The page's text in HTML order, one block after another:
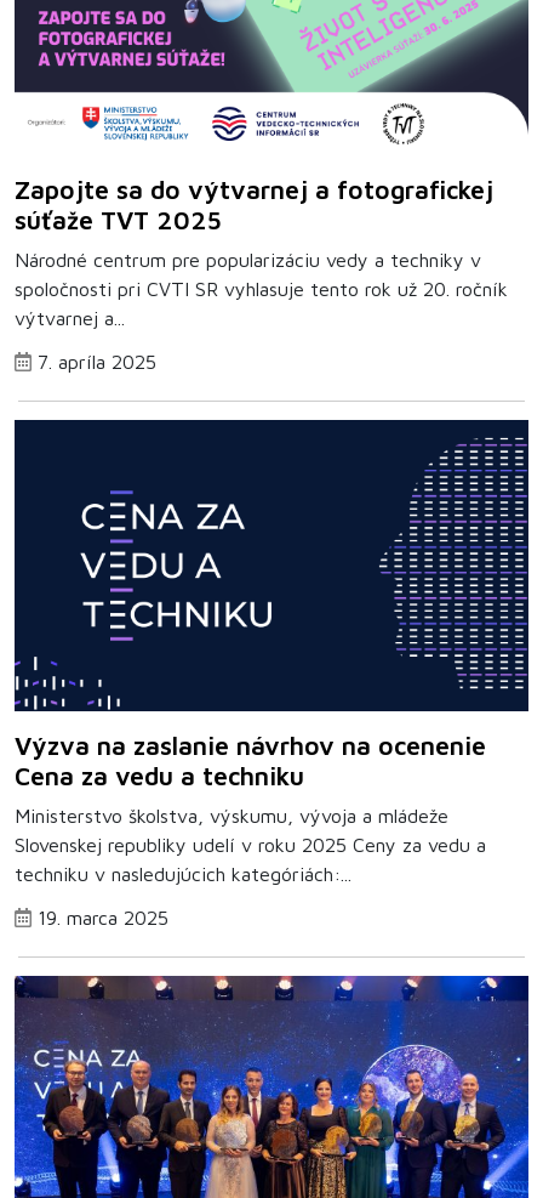
Zapojte sa do výtvarnej a fotografickej
súťaže TVT 2025
Národné centrum pre popularizáciu vedy a techniky v
spoločnosti pri CVTI SR vyhlasuje tento rok už 20. ročník
výtvarnej a...
7. apríla 2025
Výzva na zaslanie návrhov na ocenenie
Cena za vedu a techniku
Ministerstvo školstva, výskumu, vývoja a mládeže
Slovenskej republiky udelí v roku 2025 Ceny za vedu a
techniku v nasledujúcich kategóriách:...
19. marca 2025